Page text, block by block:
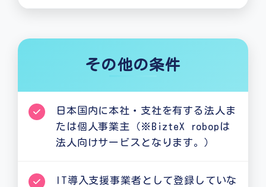
その他の条件
日本国内に本社・支社を有する法人ま
たは個人事業主（※BizteX robopは
法人向けサービスとなります。）
IT導入支援事業者として登録していな